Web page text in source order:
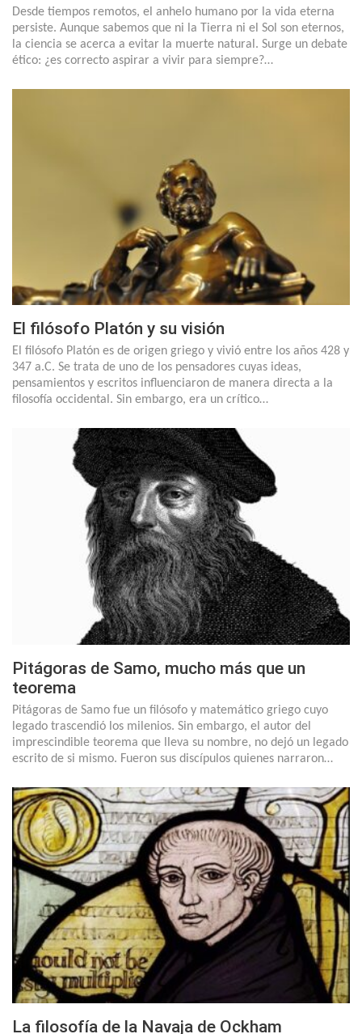
Desde tiempos remotos, el anhelo humano por la vida eterna
persiste. Aunque sabemos que ni la Tierra ni el Sol son eternos,
la ciencia se acerca a evitar la muerte natural. Surge un debate
ético: ¿es correcto aspirar a vivir para siempre?…
El filósofo Platón y su visión
El filósofo Platón es de origen griego y vivió entre los años 428 y
347 a.C. Se trata de uno de los pensadores cuyas ideas,
pensamientos y escritos influenciaron de manera directa a la
filosofía occidental. Sin embargo, era un crítico…
Pitágoras de Samo, mucho más que un
teorema
Pitágoras de Samo fue un filósofo y matemático griego cuyo
legado trascendió los milenios. Sin embargo, el autor del
imprescindible teorema que lleva su nombre, no dejó un legado
escrito de si mismo. Fueron sus discípulos quienes narraron…
La filosofía de la Navaja de Ockham